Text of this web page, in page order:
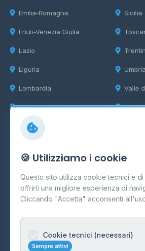
Emilia-Romagna
Friuli-Venezia Giulia
Lazio
Liguria
Lombardia
Marche
Sicilia
Umbria
Valle
Info
Cos'è il GPL
FAQ
Contatti
Informazioni legali
🍪 Utilizziamo i cookie
Questo sito utilizza cookie tecnici e
offrirti una migliore esperienza di
Cliccando "Accetta" acconsenti
Cookie tecnici (necessari)
Sempre attivi